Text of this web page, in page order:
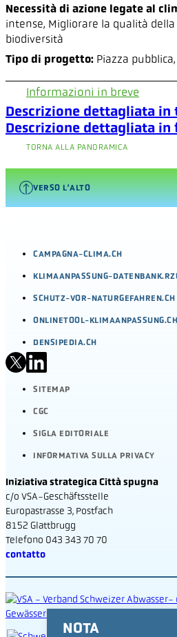
NOTA
Necessità di azione legate al
intense, Migliorare la qualità della
biodiversità
Tipo di progetto: Piazza pubblica,
Informazioni in breve
Descrizione dettagliata in
Descrizione dettagliata in
TORNA ALLA PANORAMICA
VERSO L’ALTO
CAMPAGNA-CLIMA.CH
KLIMAANPASSUNG-
SCHUTZ-VOR-NATURGEFAHREN.CH
ONLINETOOL-KLIMAANPASSUNG.CH
DENSIPEDIA.CH
SITEMAP
CGC
SIGLA EDITORIALE
INFORMATIVA SULLA PRIVACY
Iniziativa strategica Città spugna
c/o VSA-Geschäftsstelle
Europastrasse 3, Postfach
8152 Glattbrugg
Telefono 043 343 70 70
contatto